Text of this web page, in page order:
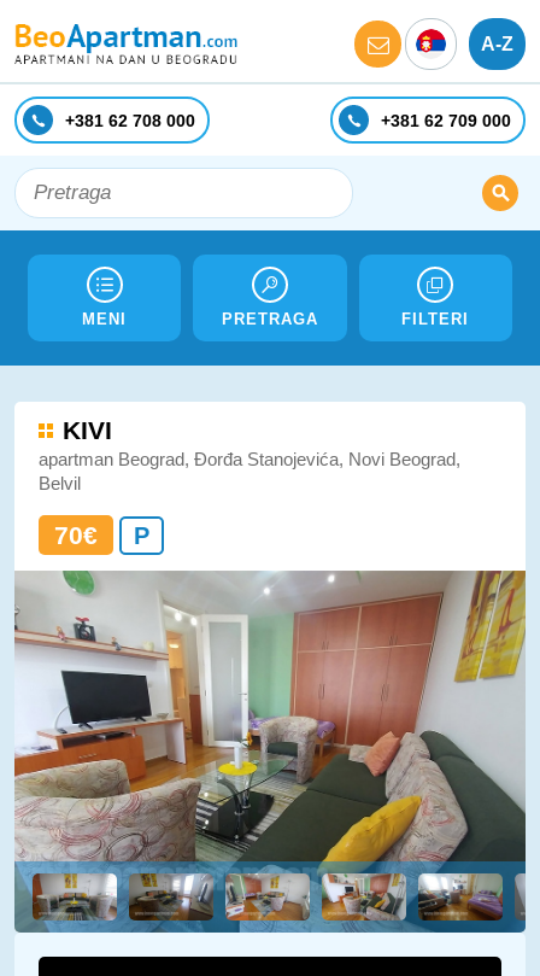
A-Z
+381 62 708 000 +381 62 709 000
MENI PRETRAGA FILTERI
KIVI
apartman Beograd, Đorđa Stanojevića, Novi Beograd,
Belvil
70€ P